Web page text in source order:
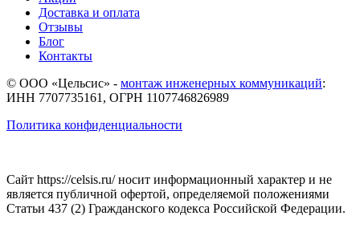
Доставка и оплата
Отзывы
Блог
Контакты
© ООО «Цельсис» - монтаж инженерных коммуникаций:
ИНН 7707735161, ОГРН 1107746826989
Политика конфиденциальности
Сайт https://celsis.ru/ носит информационный характер и не
является публичной офертой, определяемой положениями
Статьи 437 (2) Гражданского кодекса Российской Федерации.